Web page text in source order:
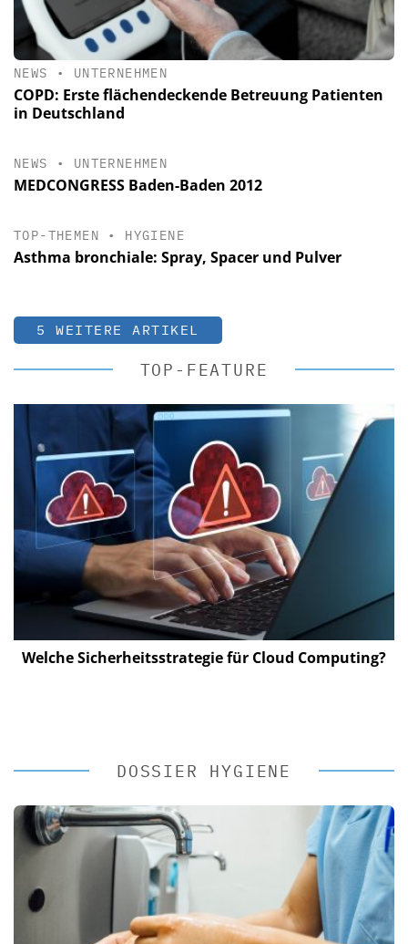
NEWS • UNTERNEHMEN
COPD: Erste flächendeckende Betreuung Patienten
in Deutschland
NEWS • UNTERNEHMEN
MEDCONGRESS Baden-Baden 2012
TOP-THEMEN • HYGIENE
Asthma bronchiale: Spray, Spacer und Pulver
5 WEITERE ARTIKEL
TOP-FEATURE
Welche Sicherheitsstrategie für Cloud Computing?
DOSSIER HYGIENE